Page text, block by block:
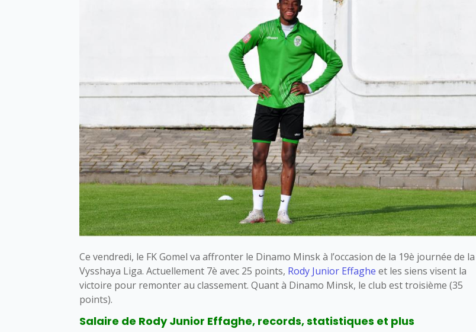
Ce vendredi, le FK Gomel va affronter le Dinamo Minsk à l’occasion de la 19è journée de la
Vysshaya Liga. Actuellement 7è avec 25 points, Rody Junior Effaghe et les siens visent la
victoire pour remonter au classement. Quant à Dinamo Minsk, le club est troisième (35
points).
Salaire de Rody Junior Effaghe, records, statistiques et plus